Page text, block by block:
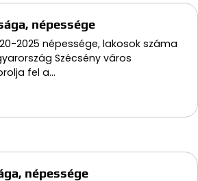
népessége
2025 népessége, lakosok száma
Szécsény város
fel a…
népessége